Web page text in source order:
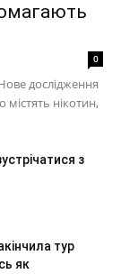
0
дослідження
нікотин,
з
тур
як